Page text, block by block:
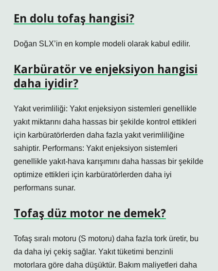
En dolu tofaş hangisi?
Doğan SLX’in en komple modeli olarak kabul edilir.
Karbüratör ve enjeksiyon hangisi
daha iyidir?
Yakıt verimliliği: Yakıt enjeksiyon sistemleri genellikle
yakıt miktarını daha hassas bir şekilde kontrol ettikleri
için karbüratörlerden daha fazla yakıt verimliliğine
sahiptir. Performans: Yakıt enjeksiyon sistemleri
genellikle yakıt-hava karışımını daha hassas bir şekilde
optimize ettikleri için karbüratörlerden daha iyi
performans sunar.
Tofaş düz motor ne demek?
Tofaş sıralı motoru (S motoru) daha fazla tork üretir, bu
da daha iyi çekiş sağlar. Yakıt tüketimi benzinli
motorlara göre daha düşüktür. Bakım maliyetleri daha